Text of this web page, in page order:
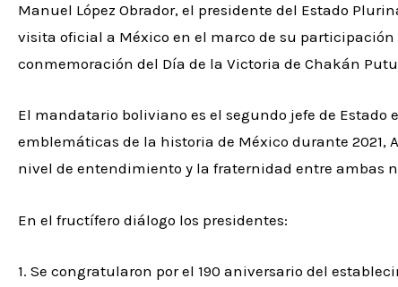
Manuel López Obrador, el presidente del Estado
visita oficial a México en el marco de su
conmemoración del Día de la Victoria de Chakán
El mandatario boliviano es el segundo jefe de
emblemáticas de la historia de México durante 2021,
nivel de entendimiento y la fraternidad entre ambas
En el fructífero diálogo los presidentes:
1. Se congratularon por el 190 aniversario del